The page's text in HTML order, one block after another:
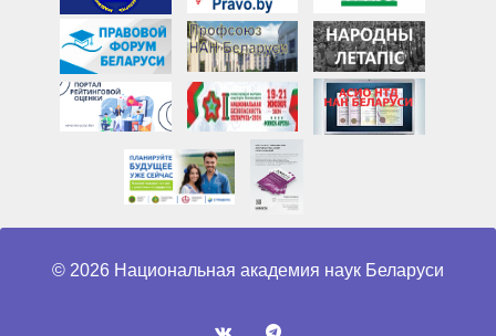
© 2026 Национальная академия наук Беларуси